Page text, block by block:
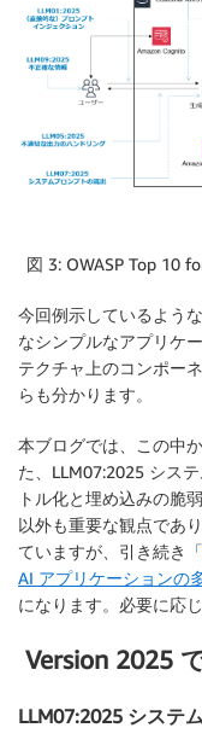
図 3: OWASP Top 10
今回例示しているよう
なシンプルなアプリケ
テクチャ上のコンポー
らも分かります。
本ブログでは、この中
た、LLM07:2025 シス
トル化と埋め込みの脆
以外も重要な観点であ
ていますが、引き続き「
AI アプリケーションの
になります。必要に応
Version 2025
LLM07:2025 システ